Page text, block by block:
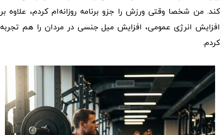
کند. من شخصا وقتی ورزش را جزو برنامه روزانه‌ام کردم، علاوه بر
افزایش انرژی عمومی، افزایش میل جنسی در مردان را هم تجربه
کردم.